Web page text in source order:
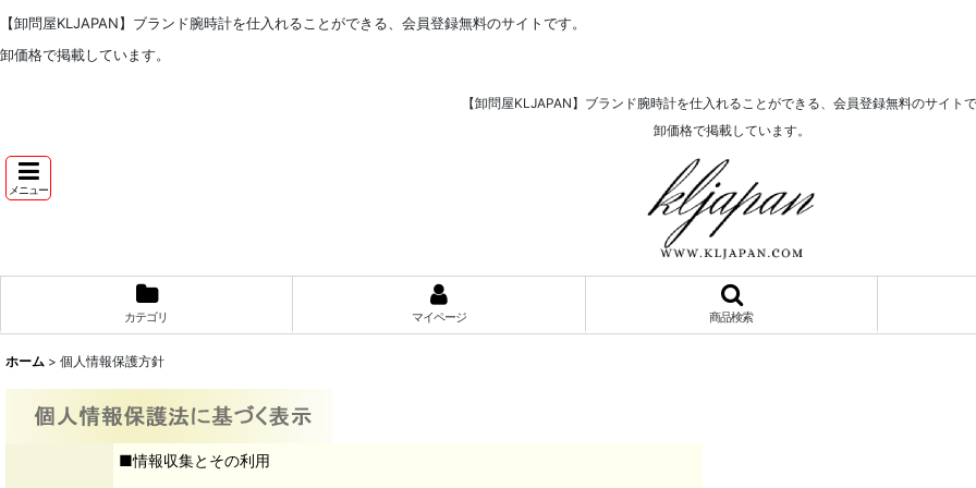
【卸問屋KLJAPAN】ブランド腕時計を仕入れることができる、会員登録無料のサイトです。
卸価格で掲載しています。
【卸問屋KLJAPAN】ブランド腕時計を仕入れることができる、会員登録無料のサイトで
卸価格で掲載しています。
メニュー
カテゴリ マイページ 商品検索
ホーム > 個人情報保護方針
■情報収集とその利用